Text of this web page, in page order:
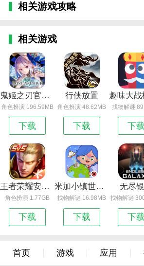
相关游戏攻略
相关游戏
鬼姬之刃官方版免费下载
角色扮演 196.59MB
下载
行侠放置
角色扮演 48.62MB
下载
找物解谜
下载
王者荣耀安卓版下载安装渠道服
角色扮演 1.77GB
下载
米加小镇世界下载_米加小镇：世界
找物解谜 16.98MB
下载
无尽
找物解谜
下载
首页 游戏 应用